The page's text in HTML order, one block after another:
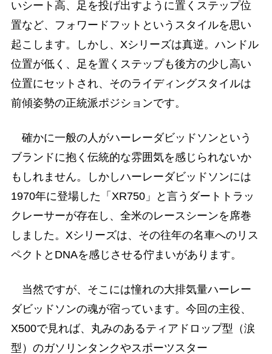
いシート高、足を投げ出すように置くステップ位
置など、フォワードフットというスタイルを思い
起こします。しかし、Xシリーズは真逆。ハンドル
位置が低く、足を置くステップも後方の少し高い
位置にセットされ、そのライディングスタイルは
前傾姿勢の正統派ポジションです。
確かに一般の人がハーレーダビッドソンという
ブランドに抱く伝統的な雰囲気を感じられないか
もしれません。しかしハーレーダビッドソンには
1970年に登場した「XR750」と言うダートトラッ
クレーサーが存在し、全米のレースシーンを席巻
しました。Xシリーズは、その往年の名車へのリス
ペクトとDNAを感じさせる佇まいがあります。
当然ですが、そこには憧れの大排気量ハーレー
ダビッドソンの魂が宿っています。今回の主役、
X500で見れば、丸みのあるティアドロップ型（涙
型）のガソリンタンクやスポーツスター